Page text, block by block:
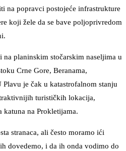
na popravci postojeće infrastrukture
koji žele da se bave poljoprivredom
na planinskim stočarskim naseljima u
Crne Gore, Beranama,
je čak u katastrofalnom stanju
turističkih lokacija,
na Prokletijama.
stranaca, ali često moramo ići
dovedemo, i da ih onda vodimo do